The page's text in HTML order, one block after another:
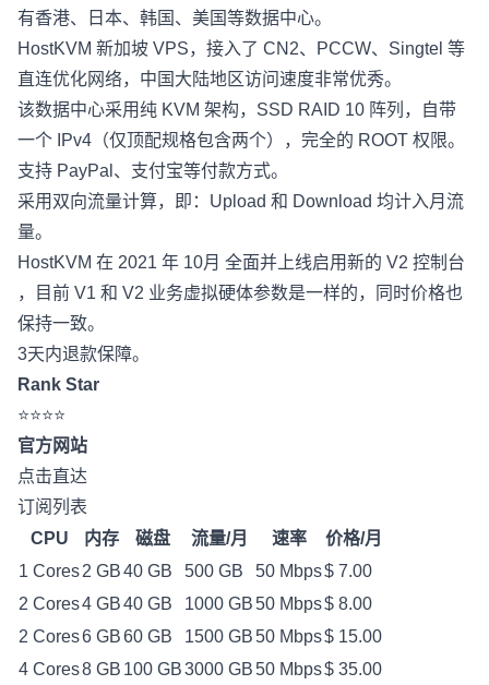
有香港、日本、韩国、美国等数据中心。
HostKVM 新加坡 VPS，接入了 CN2、PCCW、Singtel 等
直连优化网络，中国大陆地区访问速度非常优秀。
该数据中心采用纯 KVM 架构，SSD RAID 10 阵列，自带
一个 IPv4（仅顶配规格包含两个），完全的 ROOT 权限。
支持 PayPal、支付宝等付款方式。
采用双向流量计算，即：Upload 和 Download 均计入月流
量。
HostKVM 在 2021 年 10月 全面并上线启用新的 V2 控制台
，目前 V1 和 V2 业务虚拟硬体参数是一样的，同时价格也
保持一致。
3天内退款保障。
Rank Star
⭐⭐⭐⭐
官方网站
点击直达
订阅列表
CPU
内存 磁盘 流量/月 速率
价格/月
1 Cores2 GB40 GB 500 GB 50 Mbps$ 7.00
2 Cores4 GB40 GB 1000 GB50 Mbps$ 8.00
2 Cores6 GB60 GB 1500 GB50 Mbps$ 15.00
4 Cores8 GB 100 GB3000 GB50 Mbps$ 35.00